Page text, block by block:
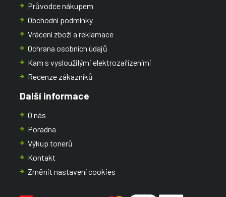
Průvodce nákupem
Obchodní podmínky
Vrácení zboží a reklamace
Ochrana osobních údajů
Kam s vysloužilými elektrozařízeními
Recenze zákazníků
Další informace
O nás
Poradna
Výkup tonerů
Kontakt
Změnit nastavení cookies